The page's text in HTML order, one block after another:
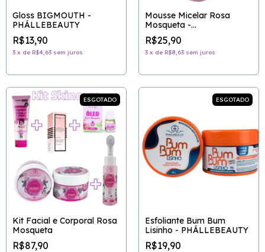
Gloss BIGMOUTH -
PHÁLLEBEAUTY
R$13,90
3 x de R$4,63 sem juros
Mousse Micelar Rosa
Mosqueta -
PHÁLLEBEAUTY
R$25,90
3 x de R$8,63 sem juros
ESGOTADO
Kit Facial e Corporal Rosa
Mosqueta
R$87,90
ESGOTADO
Esfoliante Bum Bum
Lisinho - PHÁLLEBEAUTY
R$19,90